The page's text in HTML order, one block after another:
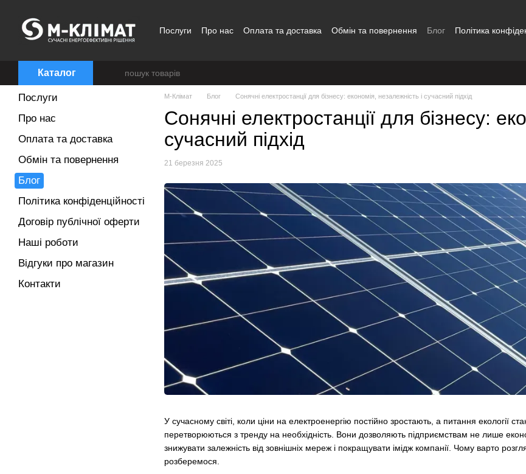
Послуги Про нас Оплата та доставка Обмін та повернення Блог
Політика
Каталог
M-Клімат Блог Сонячні електростанції для бізнесу: економія, незалежність і сучасний підхід
Сонячні електростанції для бізнесу:
сучасний підхід
21 березня 2025
У сучасному світі, коли ціни на електроенергію постійно зростають, а питання екології
перетворюються з тренду на необхідність. Вони дозволяють підприємствам не лише
знижувати залежність від зовнішніх мереж і покращувати імідж компанії. Чому варто
розберемося.
Послуги
Про нас
Оплата та доставка
Обмін та повернення
Блог
Політика конфіденційності
Договір публічної оферти
Наші роботи
Відгуки про магазин
Контакти